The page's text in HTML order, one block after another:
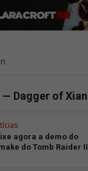
— Dagger of Xian
agora a demo do
do Tomb Raider II